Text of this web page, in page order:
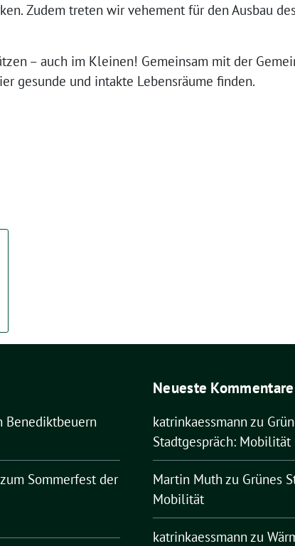
Zudem treten wir vehement für den Ausbau des
– auch im Kleinen! Gemeinsam mit der
gesunde und intakte Lebensräume finden.
Benediktbeuern
Sommerfest der
Neueste Kommentare
katrinkaessmann zu
Stadtgespräch: Mobilität
Martin Muth zu Grünes
Mobilität
katrinkaessmann zu